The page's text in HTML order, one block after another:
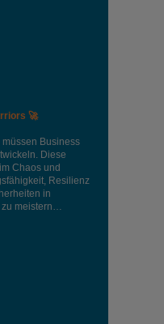
🚀
müssen Business
Diese
Chaos und
Resilienz
in
zu meistern…